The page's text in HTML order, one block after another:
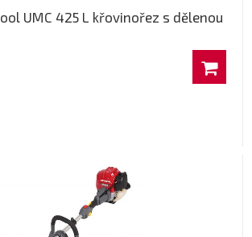
UMC 425 L křovinořez s dělenou